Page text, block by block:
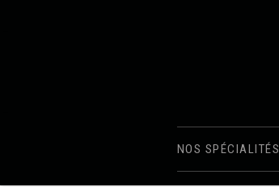
NOS SPÉCIALITÉS